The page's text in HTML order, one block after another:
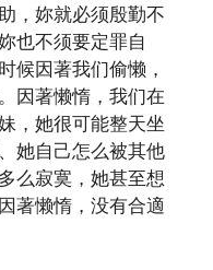
，妳就必须殷勤不
也不须要定罪自
候因著我们偷懒，
因著懒惰，我们在
，她很可能整天坐
她自己怎么被其他
么寂寞，她甚至想
著懒惰，没有合適